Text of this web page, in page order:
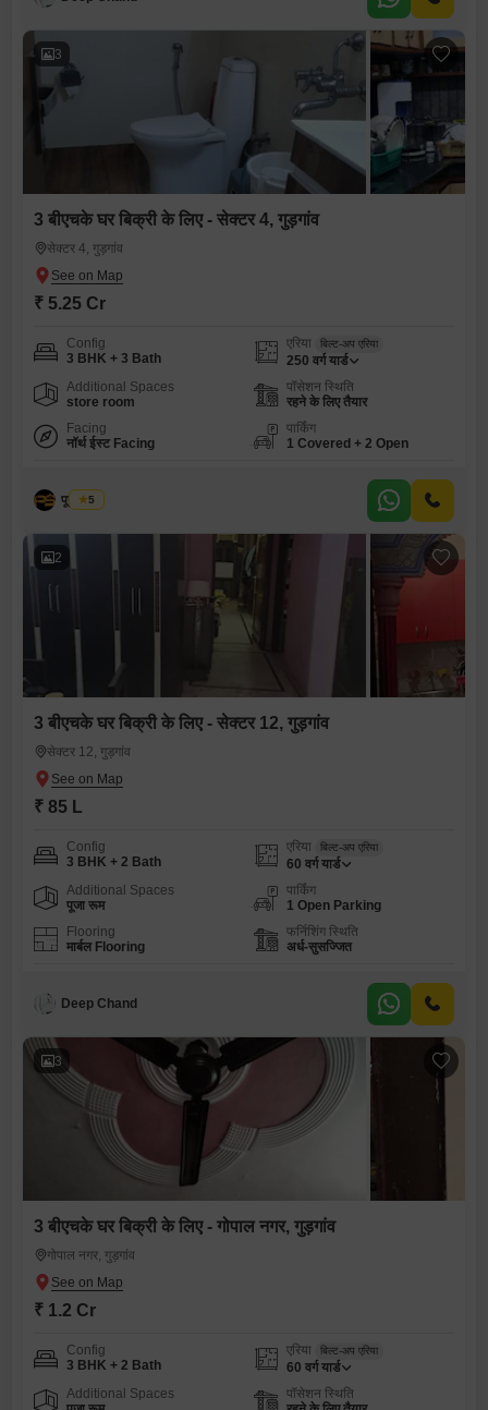
3
3 बीएचके घर बिक्री के लिए - सेक्टर 4, गुड़गांव
सेक्टर 4, गुड़गांव
₹ 5.25 Cr
Config
3 BHK + 3 Bath
एरिया बिल्ट-अप एरिया
250 वर्ग यार्ड
Additional Spaces
store room
पॉसेशन स्थिति
रहने के लिए तैयार
Facing
नॉर्थ ईस्ट Facing
पार्किंग
1 Covered + 2 Open
पूनम सैनी
5
2
3 बीएचके घर बिक्री के लिए - सेक्टर 12, गुड़गांव
सेक्टर 12, गुड़गांव
₹ 85 L
Config
3 BHK + 2 Bath
एरिया बिल्ट-अप एरिया
60 वर्ग यार्ड
Additional Spaces
पूजा रूम
पार्किंग
1 Open Parking
Flooring
मार्बल Flooring
फर्निशिंग स्थिति
अर्ध-सुसज्जित
Deep Chand
3
3 बीएचके घर बिक्री के लिए - गोपाल नगर, गुड़गांव
गोपाल नगर, गुड़गांव
₹ 1.2 Cr
Config
3 BHK + 2 Bath
एरिया बिल्ट-अप एरिया
60 वर्ग यार्ड
Additional Spaces
पॉसेशन स्थिति